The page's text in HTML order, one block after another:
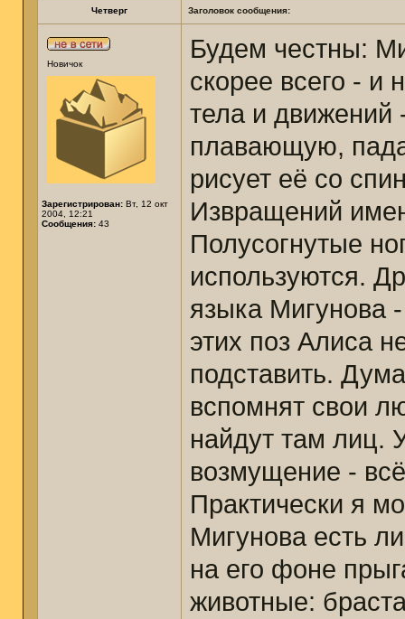
Четверг Заголовок сообщения:
Новичок
Зарегистрирован: Вт, 12 окт
2004, 12:21
Сообщения: 43
Будем честны:
скорее всего - и
тела и движений
плавающую,
рисует её со
Извращений
Полусогнутые
используются.
языка Мигунова
этих поз Алиса
подставить.
вспомнят свои
найдут там лиц.
возмущение -
Практически я
Мигунова есть
на его фоне
животные: